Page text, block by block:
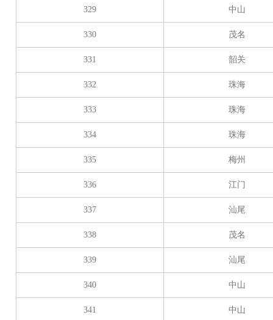
329 中山
330 茂名
331 韶关
332 珠海
333 珠海
334 珠海
335 梅州
336 江门
337 汕尾
338 茂名
339 汕尾
340 中山
341 中山